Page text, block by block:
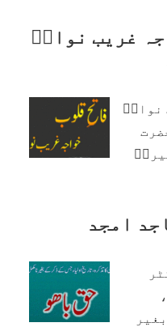
غریب نوازؒ
نوازؒ
امجد